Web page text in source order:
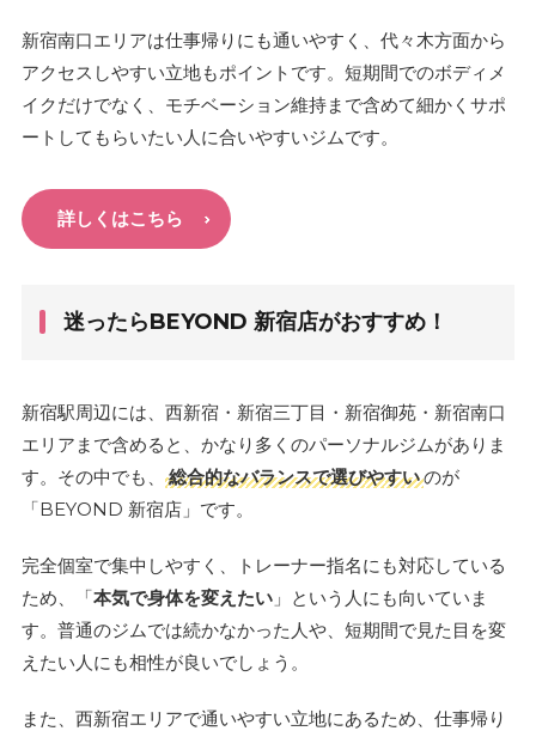
新宿南口エリアは仕事帰りにも通いやすく、代々木方面から
アクセスしやすい立地もポイントです。短期間でのボディメ
イクだけでなく、モチベーション維持まで含めて細かくサポ
ートしてもらいたい人に合いやすいジムです。
詳しくはこちら
迷ったらBEYOND 新宿店がおすすめ！
新宿駅周辺には、西新宿・新宿三丁目・新宿御苑・新宿南口
エリアまで含めると、かなり多くのパーソナルジムがありま
す。その中でも、
総合的なバランスで選びやすいのが
「BEYOND 新宿店」です。
完全個室で集中しやすく、トレーナー指名にも対応している
ため、「本気で身体を変えたい」という人にも向いていま
す。普通のジムでは続かなかった人や、短期間で見た目を変
えたい人にも相性が良いでしょう。
また、西新宿エリアで通いやすい立地にあるため、仕事帰り